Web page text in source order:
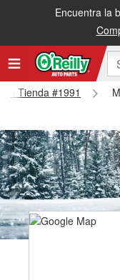
Encuentra la
Tienda #1991